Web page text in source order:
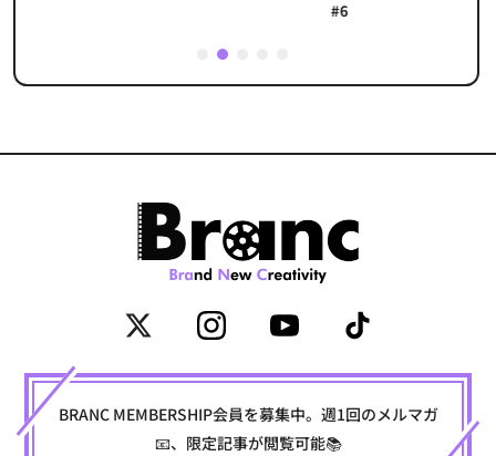
2
BRANC MEMBERSHIP会員を募集中。週1回のメルマガ
📧、限定記事が閲覧可能📚